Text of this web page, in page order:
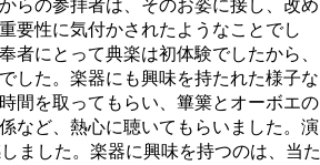
の参拝者は、そのお姿に接し、改め
要性に気付かされたようなことでし
者にとって典楽は初体験でしたから、
した。楽器にも興味を持たれた様子な
間を取ってもらい、篳篥とオーボエの
など、熱心に聴いてもらいました。演
ました。楽器に興味を持つのは、当た